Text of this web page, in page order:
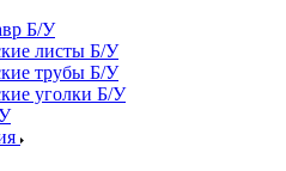
Б/У
листы Б/У
трубы Б/У
уголки Б/У